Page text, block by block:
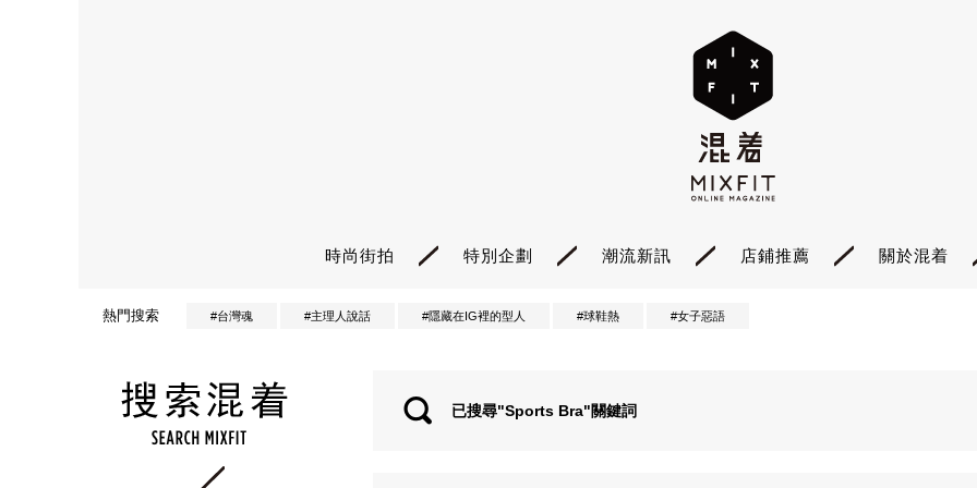
時尚街拍 特別企劃 潮流新訊 店鋪推薦 關於混着
熱門搜索 #台灣魂 #主理人說話 #隱藏在IG裡的型人 #球鞋熱 #女子惡語
已搜尋"Sports Bra"關鍵詞